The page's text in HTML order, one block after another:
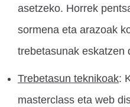
asetzeko. Horrek
sormena eta arazoak
trebetasunak eskatzen
Trebetasun teknikoak:
masterclass eta web